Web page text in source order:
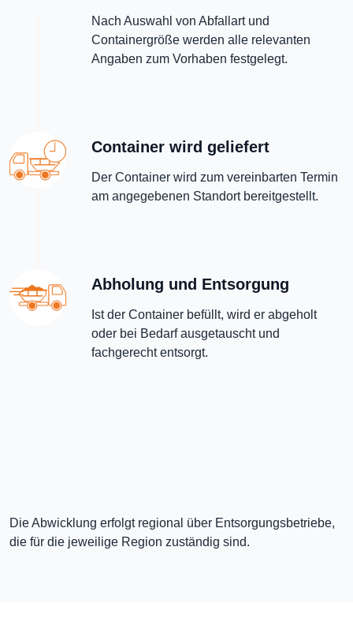
Nach Auswahl von Abfallart und
Containergröße werden alle relevanten
Angaben zum Vorhaben festgelegt.
Container wird geliefert
Der Container wird zum vereinbarten Termin
am angegebenen Standort bereitgestellt.
Abholung und Entsorgung
Ist der Container befüllt, wird er abgeholt
oder bei Bedarf ausgetauscht und
fachgerecht entsorgt.
Die Abwicklung erfolgt regional über Entsorgungsbetriebe,
die für die jeweilige Region zuständig sind.